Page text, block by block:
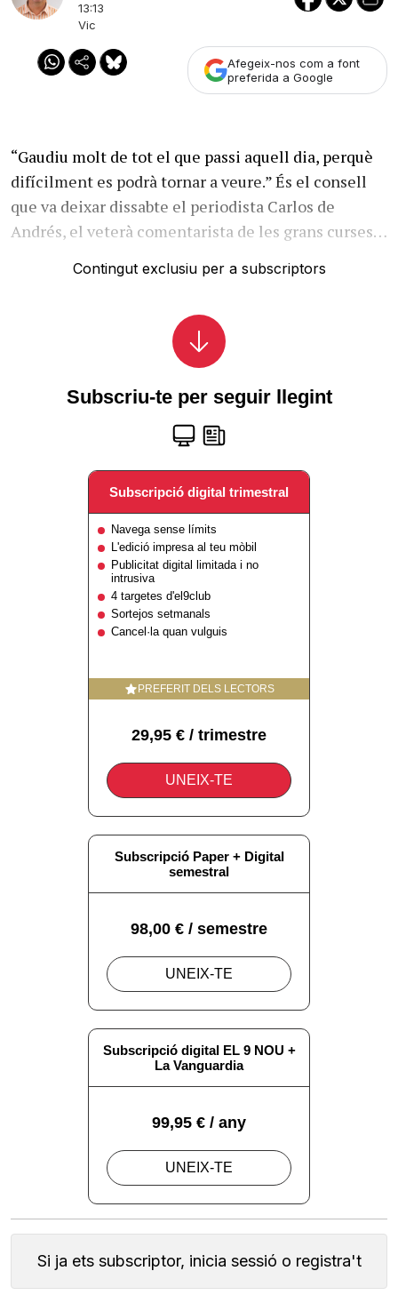
13:13
Vic
Afegeix-nos com a font
preferida a Google
“Gaudiu molt de tot el que passi aquell dia, perquè
difícilment es podrà tornar a veure.” És el consell
que va deixar dissabte el periodista Carlos de
Andrés, el veterà comentarista de les grans curses…
Contingut exclusiu per a subscriptors
Si ja ets subscriptor, inicia sessió o registra't